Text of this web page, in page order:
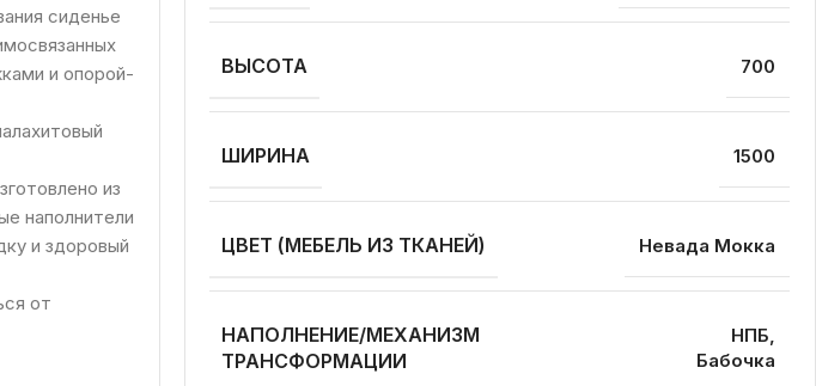
сиденье
и опорой-
из
наполнители
и здоровый
от
ВЫСОТА 700
ШИРИНА 1500
ЦВЕТ (МЕБЕЛЬ ИЗ ТКАНЕЙ) Невада Мокка
НАПОЛНЕНИЕ/МЕХАНИЗМ
ТРАНСФОРМАЦИИ
НПБ,
Бабочка